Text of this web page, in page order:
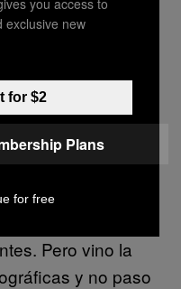
fueron los de
Revistas [CCR]
Pero vino la
y no paso
exclusive new
for $2
Plans
for free